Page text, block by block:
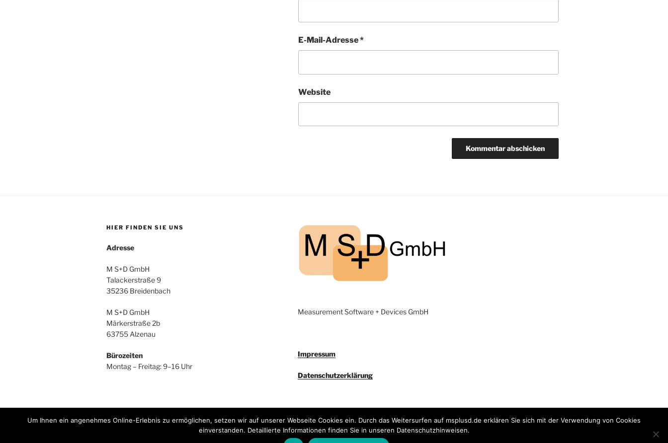
E-Mail-Adresse*
Website
HIER FINDEN SIE UNS
Adresse
M S+D GmbH
Talackerstraße 9
35236 Breidenbach
M S+D GmbH
Märkerstraße 2b
63755 Alzenau
Bürozeiten
Montag – Freitag: 9–16 Uhr
Measurement Software + Devices GmbH
Impressum
Datenschutzerklärung
Datenschutz­erklärung Mit Stolz präsentiert von WordPress
Um Ihnen ein angenehmes Online-Erlebnis zu ermöglichen, setzen wir auf unserer Webseite Cookies ein. Durch das Weitersurfen auf msplusd.de erklären Sie sich mit der Verwendung von Cookies
einverstanden. Detaillierte Informationen finden Sie in unseren Datenschutzhinweisen.